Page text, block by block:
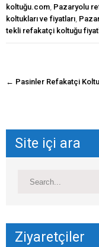
koltuğu.com Pazaryolu
koltukları ve fiyatları
tekli refakatçi koltuğu
← Pasinler Refakatçi
Site içi ara
Ziyaretçiler